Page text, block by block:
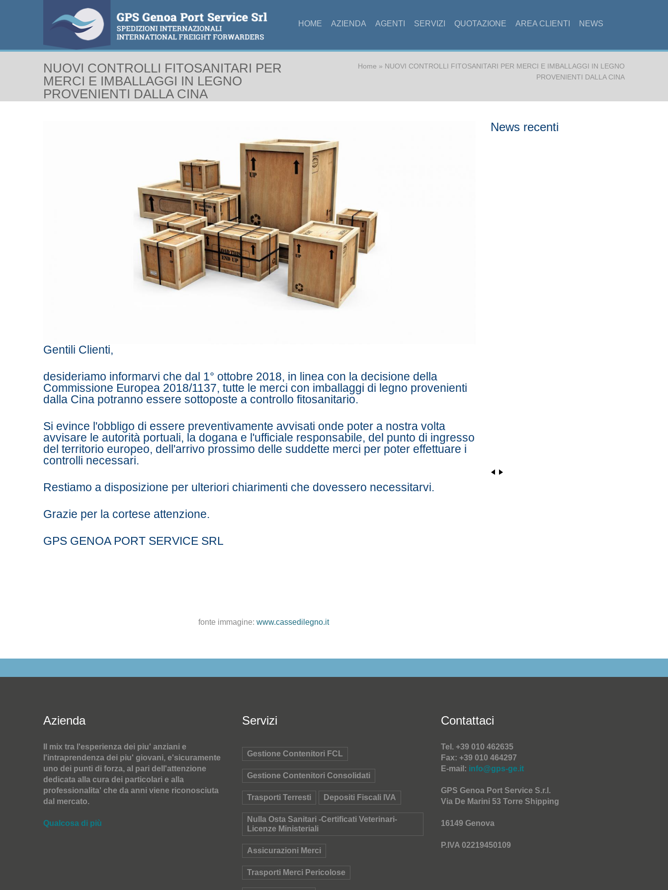
HOME AZIENDA AGENTI SERVIZI QUOTAZIONE AREA CLIENTI NEWS
NUOVI CONTROLLI FITOSANITARI PER
MERCI E IMBALLAGGI IN LEGNO
PROVENIENTI DALLA CINA
Tu sei qui
Home » NUOVI CONTROLLI FITOSANITARI PER MERCI E IMBALLAGGI IN LEGNO
PROVENIENTI DALLA CINA
Gentili Clienti,
desideriamo informarvi che dal 1° ottobre 2018, in linea con la decisione della
Commissione Europea 2018/1137, tutte le merci con imballaggi di legno provenienti
dalla Cina potranno essere sottoposte a controllo fitosanitario.
Si evince l'obbligo di essere preventivamente avvisati onde poter a nostra volta
avvisare le autorità portuali, la dogana e l'ufficiale responsabile, del punto di ingresso
del territorio europeo, dell'arrivo prossimo delle suddette merci per poter effettuare i
controlli necessari.
Restiamo a disposizione per ulteriori chiarimenti che dovessero necessitarvi.
Grazie per la cortese attenzione.
GPS GENOA PORT SERVICE SRL
fonte immagine: www.cassedilegno.it
News recenti
Azienda
Il mix tra l'esperienza dei piu' anziani e
l'intraprendenza dei piu' giovani, e'sicuramente
uno dei punti di forza, al pari dell'attenzione
dedicata alla cura dei particolari e alla
professionalita' che da anni viene riconosciuta
dal mercato.
Qualcosa di più
Servizi
Gestione Contenitori FCL
Gestione Contenitori Consolidati
Trasporti Terresti Depositi Fiscali IVA
Nulla Osta Sanitari -Certificati Veterinari-
Licenze Ministeriali
Assicurazioni Merci
Trasporti Merci Pericolose
Contattaci
Tel. +39 010 462635
Fax: +39 010 464297
E-mail: info@gps-ge.it
GPS Genoa Port Service S.r.l.
Via De Marini 53 Torre Shipping
16149 Genova
P.IVA 02219450109